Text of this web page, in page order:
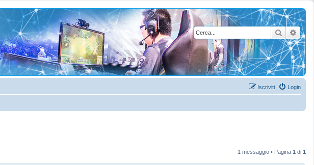
Cerca
Login
Iscriviti
1 messaggio • Pagina 1 di 1